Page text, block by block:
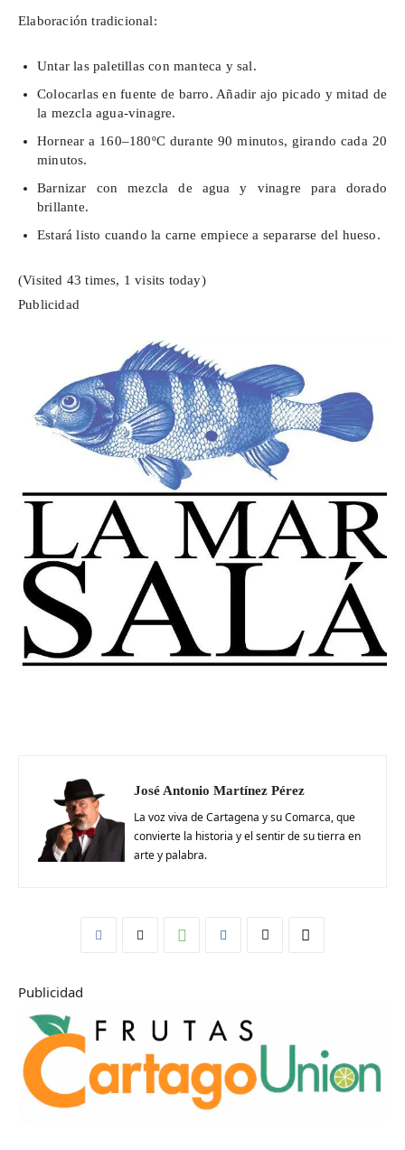
Elaboración tradicional:
Untar las paletillas con manteca y sal.
Colocarlas en fuente de barro. Añadir ajo picado y mitad de
la mezcla agua-vinagre.
Hornear a 160–180ºC durante 90 minutos, girando cada 20
minutos.
Barnizar con mezcla de agua y vinagre para dorado
brillante.
Estará listo cuando la carne empiece a separarse del hueso.
(Visited 43 times, 1 visits today)
Publicidad
José Antonio Martínez Pérez
La voz viva de Cartagena y su Comarca, que
convierte la historia y el sentir de su tierra en
arte y palabra.
Publicidad